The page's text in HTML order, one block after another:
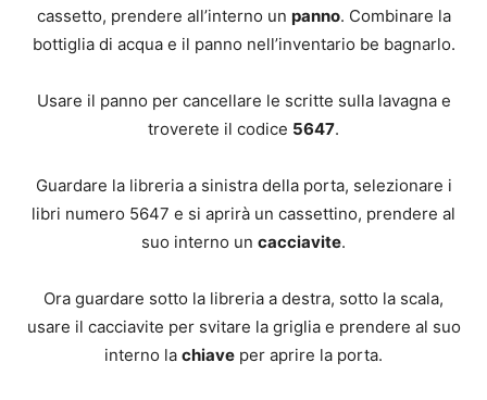
cassetto, prendere all’interno un panno. Combinare la
bottiglia di acqua e il panno nell’inventario be bagnarlo.
Usare il panno per cancellare le scritte sulla lavagna e
troverete il codice 5647.
Guardare la libreria a sinistra della porta, selezionare i
libri numero 5647 e si aprirà un cassettino, prendere al
suo interno un cacciavite.
Ora guardare sotto la libreria a destra, sotto la scala,
usare il cacciavite per svitare la griglia e prendere al suo
interno la chiave per aprire la porta.